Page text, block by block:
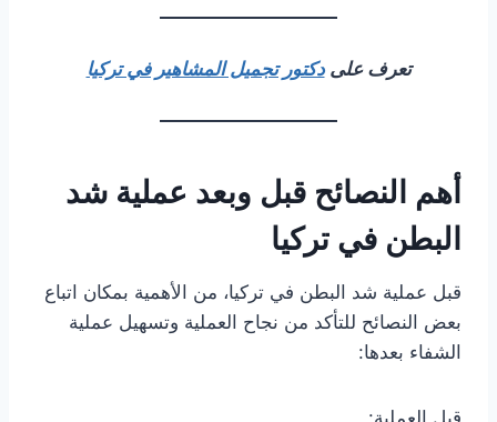
تعرف علىدكتور تجميل المشاهير في تركيا
أهم النصائح قبل وبعد عملية شد
البطن في تركيا
قبل عملية شد البطن في تركيا، من الأهمية بمكان اتباع
بعض النصائح للتأكد من نجاح العملية وتسهيل عملية
الشفاء بعدها: